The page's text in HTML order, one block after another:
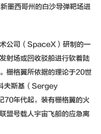
西哥州的白沙导弹靶场进
射场或回收驳船进行软着陆
栅格翼所依据的理论于20世
夫斯基（Sergey
年代起，装有栅格翼的火
盟号载人宇宙飞船的应急离